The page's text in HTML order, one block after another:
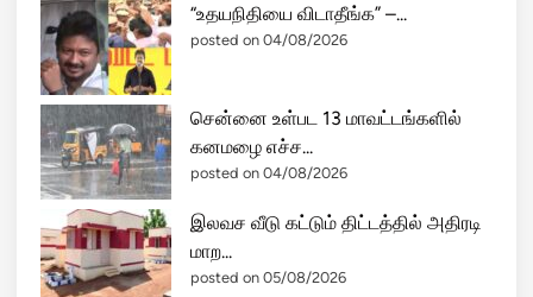
“உதயநிதியை விடாதீங்க” –...
posted on 04/08/2026
சென்னை உள்பட 13 மாவட்டங்களில்
கனமழை எச்ச...
posted on 04/08/2026
இலவச வீடு கட்டும் திட்டத்தில் அதிரடி
மாற...
posted on 05/08/2026